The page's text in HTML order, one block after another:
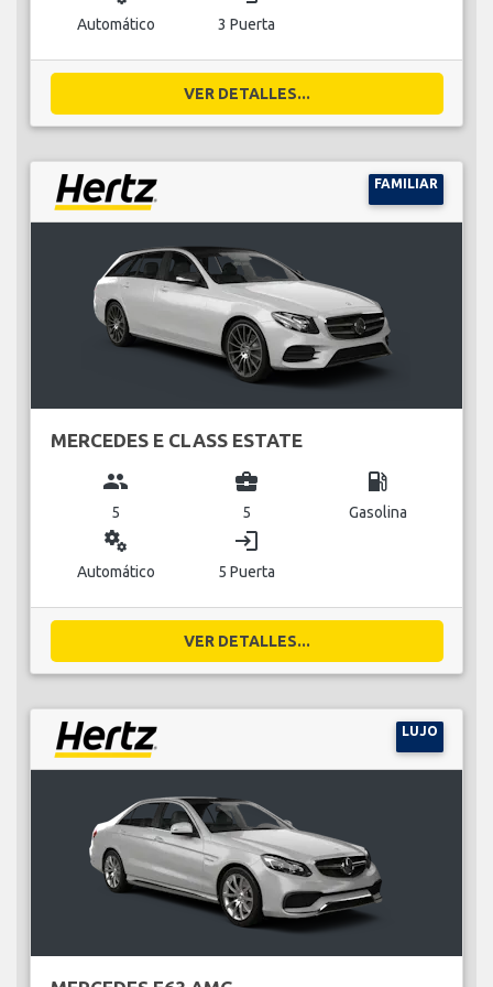
Automático 3 Puerta
VER DETALLES...
FAMILIAR
MERCEDES E CLASS ESTATE
group
5
business_center
5
local_gas_station
Gasolina
miscellaneous_services
Automático
login
5 Puerta
VER DETALLES...
LUJO